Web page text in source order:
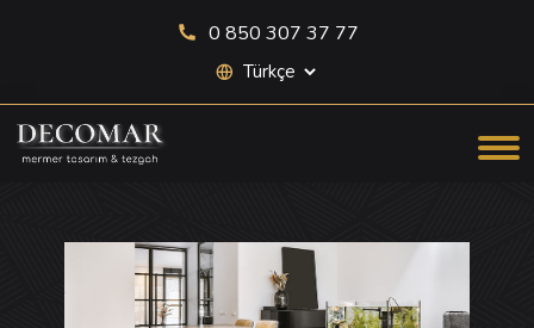
0 850 307 37 77
Site dili seçimi